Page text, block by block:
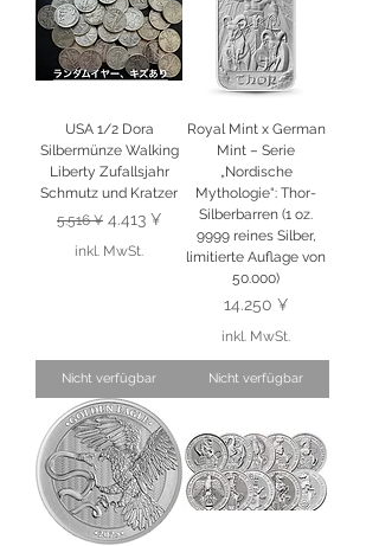
USA 1/2 Dora
Silbermünze Walking
Liberty Zufallsjahr
Schmutz und Kratzer
Standardpreis
5.516 ¥ Sale-Preis
4.413 ¥
inkl. MwSt.
Nicht verfügbar
Royal Mint x German
Mint – Serie
„Nordische
Mythologie“: Thor-
Silberbarren (1 oz.
9999 reines Silber,
limitierte Auflage von
50.000)
Preis
14.250 ¥
inkl. MwSt.
Nicht verfügbar